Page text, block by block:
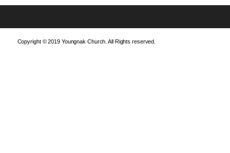
Copyright © 2019 Youngnak Church. All Rights reserved.